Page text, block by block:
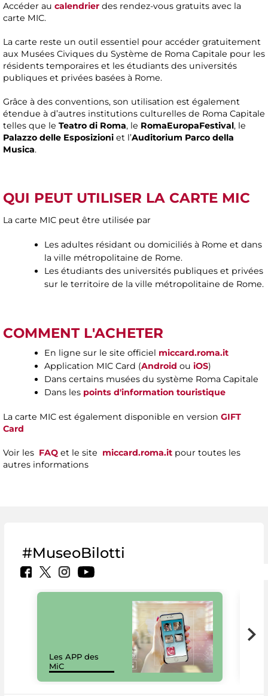
Accéder au calendrier des rendez-vous gratuits avec la
carte MIC.
La carte reste un outil essentiel pour accéder gratuitement
aux Musées Civiques du Système de Roma Capitale pour les
résidents temporaires et les étudiants des universités
publiques et privées basées à Rome.
Grâce à des conventions, son utilisation est également
étendue à d’autres institutions culturelles de Roma Capitale
telles que le Teatro di Roma, le RomaEuropaFestival, le
Palazzo delle Esposizioni et l’Auditorium Parco della
Musica.
QUI PEUT UTILISER LA CARTE MIC
La carte MIC peut être utilisée par
Les adultes résidant ou domiciliés à Rome et dans
la ville métropolitaine de Rome.
Les étudiants des universités publiques et privées
sur le territoire de la ville métropolitaine de Rome.
COMMENT L'ACHETER
En ligne sur le site officiel miccard.roma.it
Application MIC Card (Android ou iOS)
Dans certains musées du système Roma Capitale
Dans les points d'information touristique
La carte MIC est également disponible en version GIFT
Card
Voir les FAQ et le site miccard.roma.it pour toutes les
autres informations
#MuseoBilotti
Les APP des
MiC